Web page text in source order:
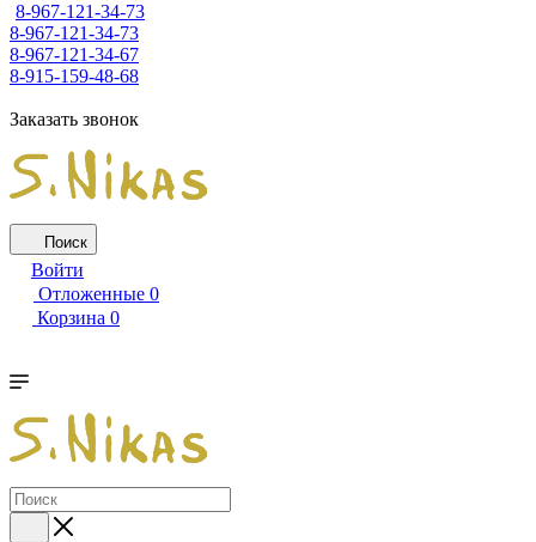
8-967-121-34-73
8-967-121-34-73
8-967-121-34-67
8-915-159-48-68
Заказать звонок
Поиск
Войти
Отложенные 0
Корзина 0